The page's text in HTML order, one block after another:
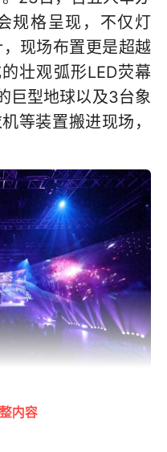
规格呈现，不仅灯
现场布置更是超越
壮观弧形LED荧幕
巨型地球以及3台象
等装置搬进现场，
从未见过的海》揭
内容